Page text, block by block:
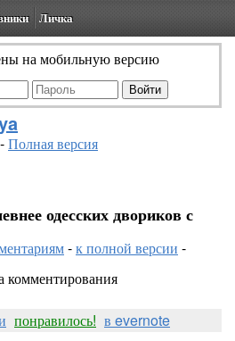
Личка
на мобильную версию
-Полная версия
одесских двориков с
-к полной версии -
комментирования
понравилось! в evernote